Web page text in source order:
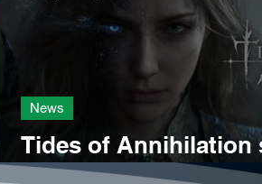
Tides of Annihilation
un nuovo trailer
News